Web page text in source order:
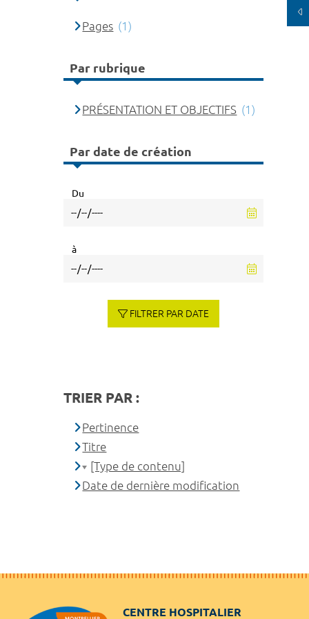
Pages (1)
Par rubrique
PRÉSENTATION ET OBJECTIFS (1)
Par date de création
Du
à
FILTRER PAR DATE
TRIER PAR :
Pertinence
Titre
[Type de contenu]
Date de dernière modification
CENTRE HOSPITALIER